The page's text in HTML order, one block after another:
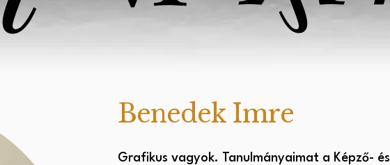
Benedek Imre
Grafikus vagyok. Tanulmányaimat a Képző- és